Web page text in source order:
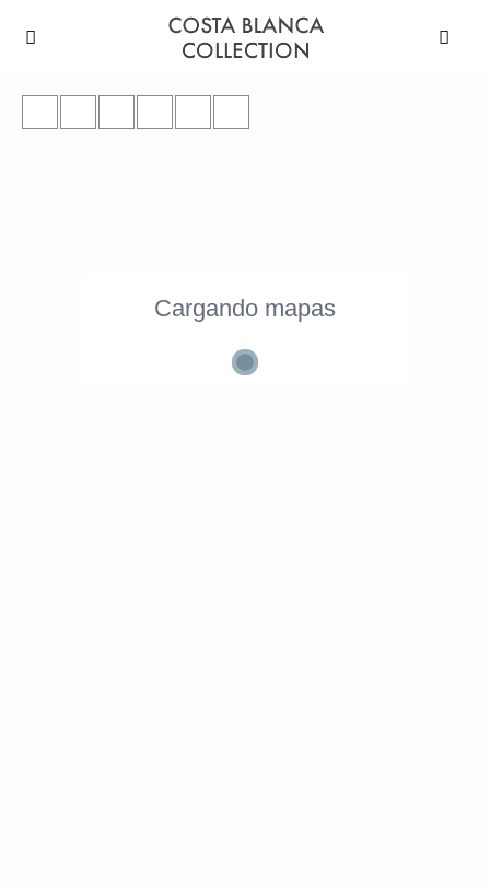
Cargando mapas